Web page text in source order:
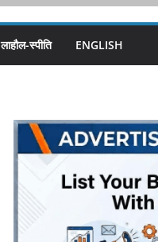
लाहौल-स्पीति ENGLISH